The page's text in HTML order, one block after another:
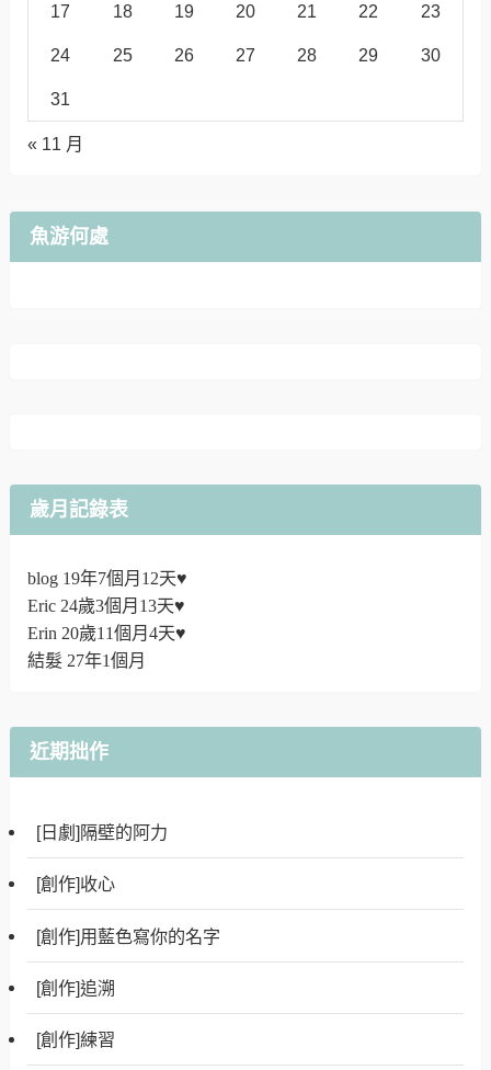
17 18 19 20 21 22 23
24 25 26 27 28 29 30
31
« 11 月
魚游何處
歲月記錄表
blog 19年7個月12天♥
Eric 24歲3個月13天♥
Erin 20歲11個月4天♥
結髮 27年1個月
近期拙作
[日劇]隔壁的阿力
[創作]收心
[創作]用藍色寫你的名字
[創作]追溯
[創作]練習